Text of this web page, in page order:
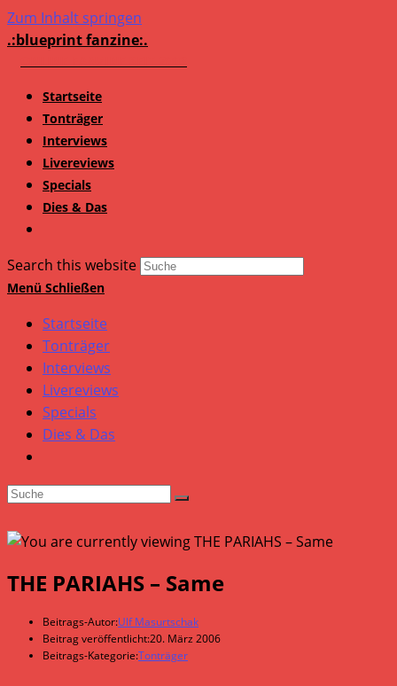
Zum Inhalt springen
.:blueprint fanzine:.
Startseite
Tonträger
Interviews
Livereviews
Specials
Dies & Das
Search this website
Menü Schließen
Startseite
Tonträger
Interviews
Livereviews
Specials
Dies & Das
THE PARIAHS – Same
Beitrags-Autor:Ulf Masurtschak
Beitrag veröffentlicht:20. März 2006
Beitrags-Kategorie:Tonträger